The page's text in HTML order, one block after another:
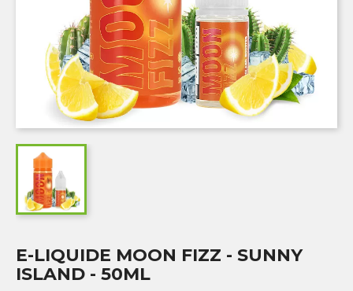
E-LIQUIDE MOON FIZZ - SUNNY
ISLAND - 50ML